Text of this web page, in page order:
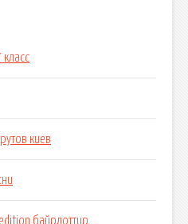
класс
киев
байрдоттир